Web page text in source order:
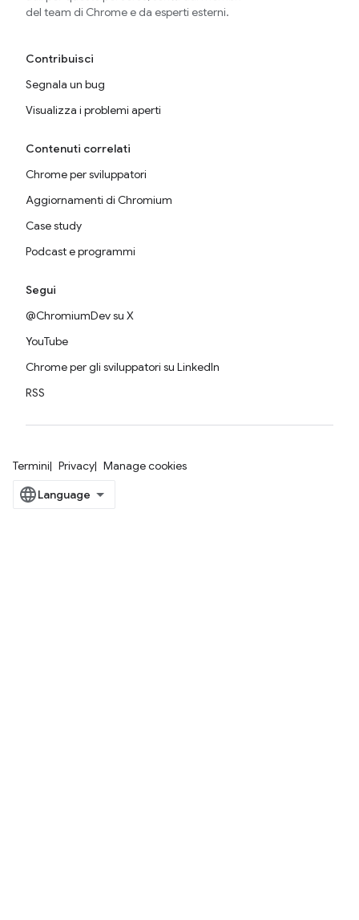
del team di Chrome e da esperti esterni.
Contribuisci
Segnala un bug
Visualizza i problemi aperti
Contenuti correlati
Chrome per sviluppatori
Aggiornamenti di Chromium
Case study
Podcast e programmi
Segui
@ChromiumDev su X
YouTube
Chrome per gli sviluppatori su LinkedIn
RSS
Termini Privacy Manage cookies